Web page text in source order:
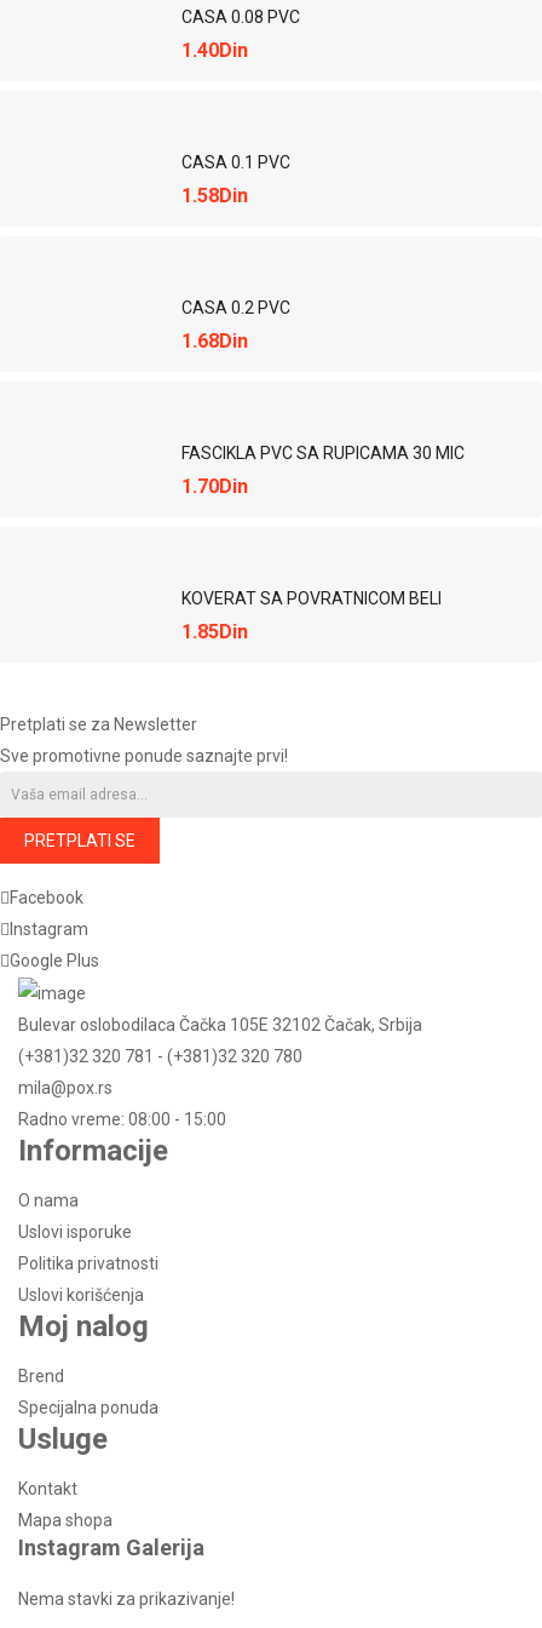
CASA 0.08 PVC
1.40Din
CASA 0.1 PVC
1.58Din
CASA 0.2 PVC
1.68Din
FASCIKLA PVC SA RUPICAMA 30 MIC
1.70Din
KOVERAT SA POVRATNICOM BELI
1.85Din
Pretplati se za Newsletter
Sve promotivne ponude saznajte prvi!
PRETPLATI SE
Facebook
Instagram
Google Plus
Bulevar oslobodilaca Čačka 105E 32102 Čačak, Srbija
(+381)32 320 781 - (+381)32 320 780
mila@pox.rs
Radno vreme: 08:00 - 15:00
Informacije
O nama
Uslovi isporuke
Politika privatnosti
Uslovi korišćenja
Moj nalog
Brend
Specijalna ponuda
Usluge
Kontakt
Mapa shopa
Instagram Galerija
Nema stavki za prikazivanje!